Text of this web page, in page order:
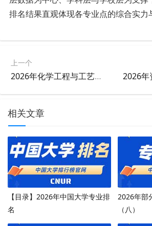
排名结果直观体现各专业点的综合实力
上一个
2026年化学工程与工艺专业大学排名
相关文章
【目录】2026年中国大学专业排
名
2026年部
（八）